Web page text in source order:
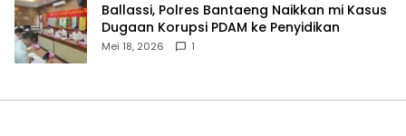
Ballassi, Polres Bantaeng Naikkan mi Kasus
Dugaan Korupsi PDAM ke Penyidikan
Mei 18, 2026 1